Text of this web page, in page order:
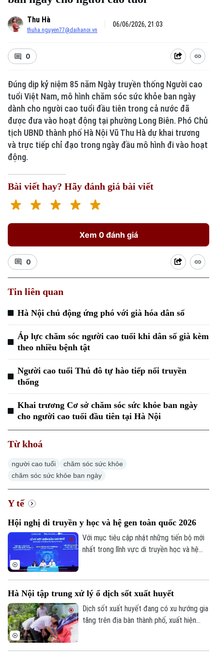
Thu Hà
thuha.nguyen77@daihanoi.vn
06/06/2026, 21:03
0
Đúng dịp kỷ niệm 85 năm Ngày truyền thống Người cao
tuổi Việt Nam, mô hình chăm sóc sức khỏe ban ngày
dành cho người cao tuổi đầu tiên trong cả nước đã
được đưa vào hoạt động tại phường Long Biên. Phó Chủ
tịch UBND thành phố Hà Nội Vũ Thu Hà dự khai trương
và trực tiếp chỉ đạo trong ngày đầu mô hình đi vào hoạt
động.
Bài viết hay? Hãy đánh giá bài viết
Xem 0 đánh giá
0
Tin liên quan
Hà Nội chủ động ứng phó với già hóa dân số
Áp lực chăm sóc người cao tuổi khi dân số già kèm
theo nhiều bệnh tật
Người cao tuổi Thủ đô tự hào tiếp nối truyền
thống
Khai trương Cơ sở chăm sóc sức khỏe ban ngày
cho người cao tuổi đầu tiên tại Hà Nội
Từ khoá
người cao tuổi
chăm sóc sức khỏe
chăm sóc sức khỏe ban ngày
Y tế
Hội nghị di truyền y học và hệ gen toàn quốc 2026
Với mục tiêu cập nhật những tiến bộ mới
nhất trong lĩnh vực di truyền học và hệ
2026 với chủ đề "Hệ gen, Di truyền Y học
và các tiến bộ trong chẩn đoán, phòng và
điều trị bệnh".
Hà Nội tập trung xử lý ổ dịch sốt xuất huyết
Dịch sốt xuất huyết đang có xu hướng gia
tăng trên địa bàn thành phố, xuất hiện